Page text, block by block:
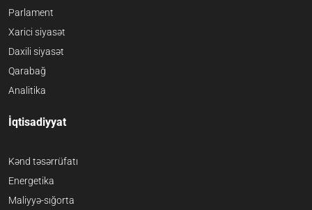
Parlament
Xarici siyasət
Daxili siyasət
Qarabağ
Analitika
İqtisadiyyat
Kənd təsərrüfatı
Energetika
Maliyyə-sığorta